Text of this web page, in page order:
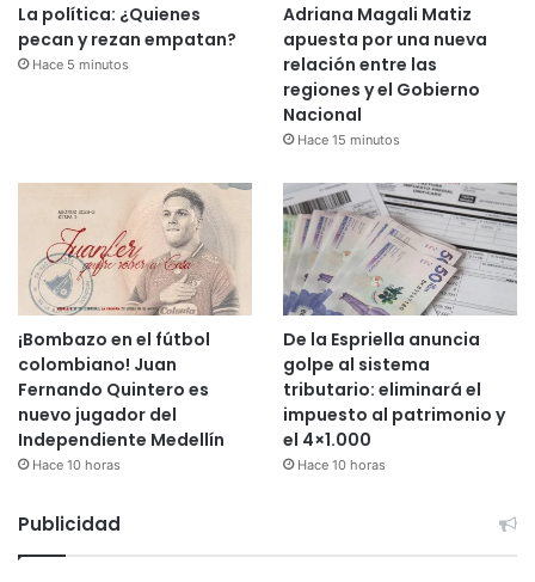
La política: ¿Quienes
pecan y rezan empatan?
Hace 5 minutos
Adriana Magali Matiz
apuesta por una nueva
relación entre las
regiones y el Gobierno
Nacional
Hace 15 minutos
¡Bombazo en el fútbol
colombiano! Juan
Fernando Quintero es
nuevo jugador del
Independiente Medellín
Hace 10 horas
De la Espriella anuncia
golpe al sistema
tributario: eliminará el
impuesto al patrimonio y
el 4×1.000
Hace 10 horas
Publicidad